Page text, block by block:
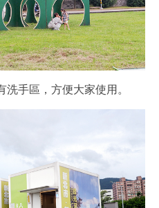
手區，方便大家使用。